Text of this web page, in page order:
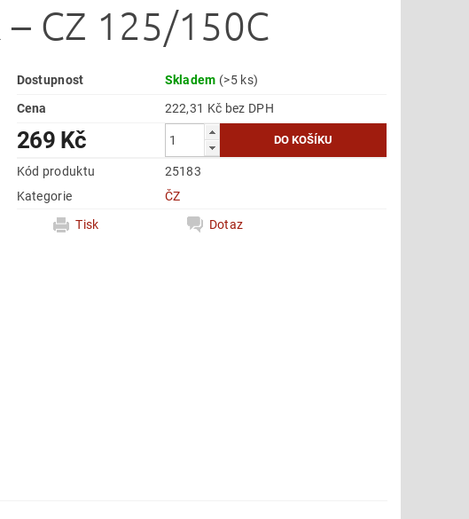
CZ 125/150C
Dostupnost Skladem (>5 ks)
Cena
222,31 Kč bez DPH
269 Kč
Kód produktu
25183
Kategorie
ČZ
Tisk
Dotaz